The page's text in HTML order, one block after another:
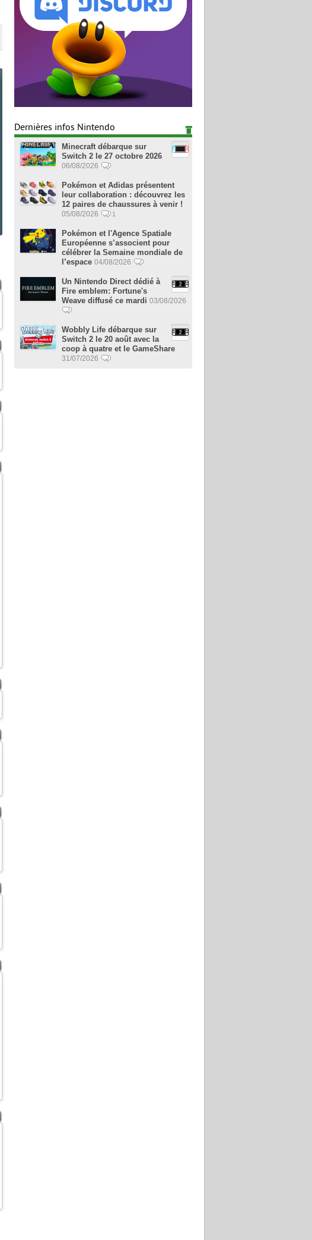
Dernières infos Nintendo
Minecraft débarque sur
Switch 2 le 27 octobre 2026
06/08/2026
Pokémon et Adidas présentent
leur collaboration : découvrez les
12 paires de chaussures à venir !
05/08/2026 1
Pokémon et l'Agence Spatiale
Européenne s’associent pour
célébrer la Semaine mondiale de
l’espace 04/08/2026
Un Nintendo Direct dédié à
Fire emblem: Fortune's
Weave diffusé ce mardi 03/08/2026
Wobbly Life débarque sur
Switch 2 le 20 août avec la
coop à quatre et le GameShare
31/07/2026